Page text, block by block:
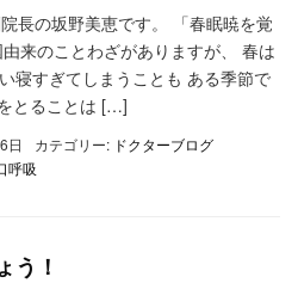
長の坂野美恵です。 「春眠暁を覚
来のことわざがありますが、 春は
寝すぎてしまうことも ある季節で
とることは […]
日 カテゴリー: ドクターブログ
呼吸
う！